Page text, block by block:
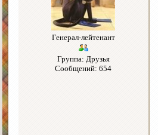
Генерал-лейтенант
Группа: Друзья
Сообщений: 654